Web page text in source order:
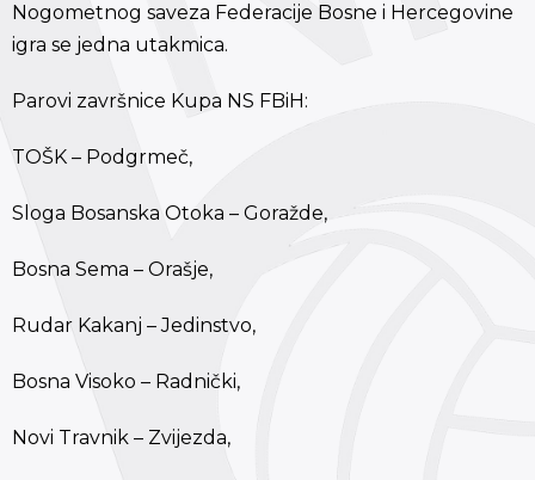
Nogometnog saveza Federacije Bosne i Hercegovine
igra se jedna utakmica.
Parovi završnice Kupa NS FBiH:
TOŠK – Podgrmeč,
Sloga Bosanska Otoka – Goražde,
Bosna Sema – Orašje,
Rudar Kakanj – Jedinstvo,
Bosna Visoko – Radnički,
Novi Travnik – Zvijezda,